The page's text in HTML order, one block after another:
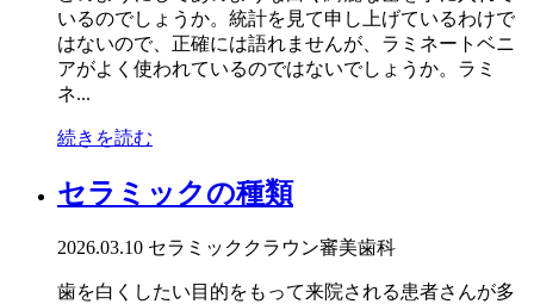
いるのでしょうか。統計を見て申し上げているわけで
はないので、正確には語れませんが、ラミネートベニ
アがよく使われているのではないでしょうか。ラミ
ネ...
続きを読む
セラミックの種類
2026.03.10 セラミッククラウン審美歯科
歯を白くしたい目的をもって来院される患者さんが多